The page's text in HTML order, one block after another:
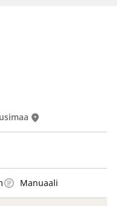
Manuaali